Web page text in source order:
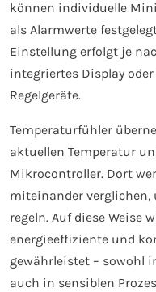
können individuelle
als Alarmwerte
Einstellung erfolgt je
integriertes Display
Regelgeräte.
Temperaturfühler
aktuellen Temperatur
Mikrocontroller. Dort
miteinander
regeln. Auf diese Weise
energieeffiziente und
gewährleistet – sowohl
auch in sensiblen